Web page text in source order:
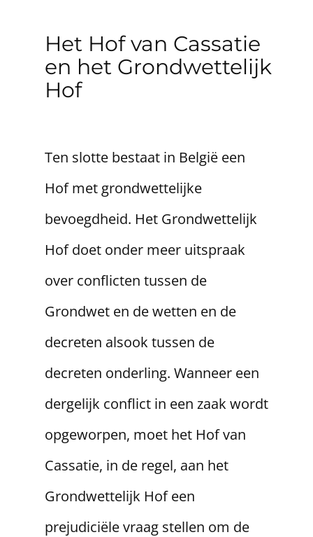
​Het Hof van Cassatie
en het Grondwettelijk
Hof
Ten slotte bestaat in België een
Hof met grondwettelijke
bevoegdheid. Het Grondwettelijk
Hof doet onder meer uitspraak
over conflicten tussen de
Grondwet en de wetten en de
decreten alsook tussen de
decreten onderling. Wanneer een
dergelijk conflict in een zaak wordt
opgeworpen, moet het Hof van
Cassatie, in de regel, aan het
Grondwettelijk Hof een
prejudiciële vraag stellen om de